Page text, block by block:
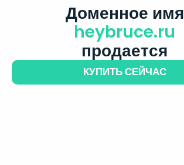
Доменное имя
heybruce.ru
продается
КУПИТЬ СЕЙЧАС